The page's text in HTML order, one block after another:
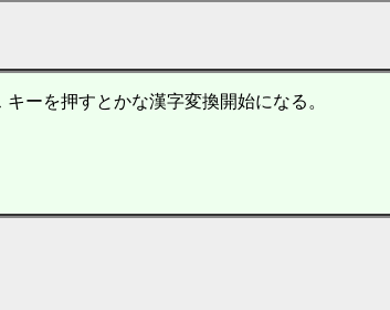
ーを押すとかな漢字変換開始になる。